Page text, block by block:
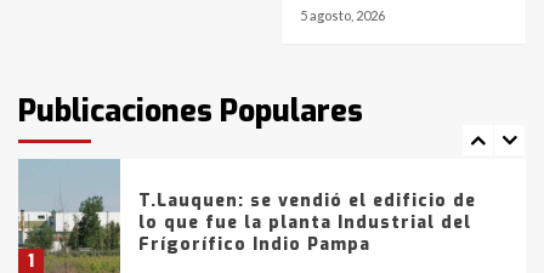
5 agosto, 2026
Publicaciones Populares
fueron detenidos por
comercialización de drogas en la
tarde del sábado
1
T.Lauquen: se vendió el edificio de
lo que fue la planta Industrial del
Frígorífico Indio Pampa